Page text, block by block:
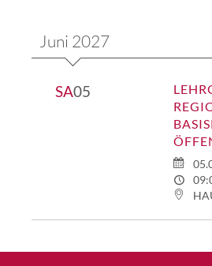
Juni 2027
SA05